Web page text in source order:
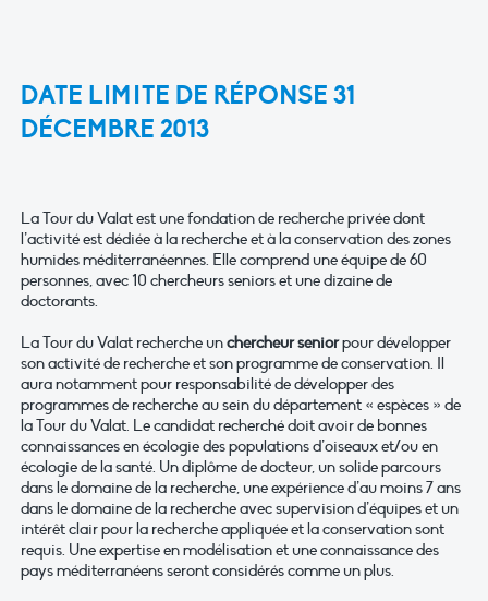
DATE LIMITE DE RÉPONSE 31
DÉCEMBRE 2013
La Tour du Valat est une fondation de recherche privée dont
l’activité est dédiée à la recherche et à la conservation des zones
humides méditerranéennes. Elle comprend une équipe de 60
personnes, avec 10 chercheurs seniors et une dizaine de
doctorants.
La Tour du Valat recherche unchercheur seniorpour développer
son activité de recherche et son programme de conservation. Il
aura notamment pour responsabilité de développer des
programmes de recherche au sein du département « espèces » de
la Tour du Valat. Le candidat recherché doit avoir de bonnes
connaissances en écologie des populations d’oiseaux et/ou en
écologie de la santé. Un diplôme de docteur, un solide parcours
dans le domaine de la recherche, une expérience d’au moins 7 ans
dans le domaine de la recherche avec supervision d’équipes et un
intérêt clair pour la recherche appliquée et la conservation sont
requis. Une expertise en modélisation et une connaissance des
pays méditerranéens seront considérés comme un plus.